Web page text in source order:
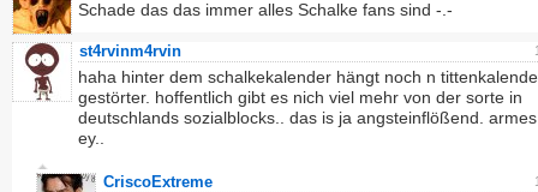
Schade das das immer alles Schalke fans sind -.-
st4rvinm4rvin
haha hinter dem schalkekalender hängt noch n
gestörter. hoffentlich gibt es nich viel mehr von der sorte in
deutschlands sozialblocks.. das is ja angsteinflößend.
ey..
CriscoExtreme